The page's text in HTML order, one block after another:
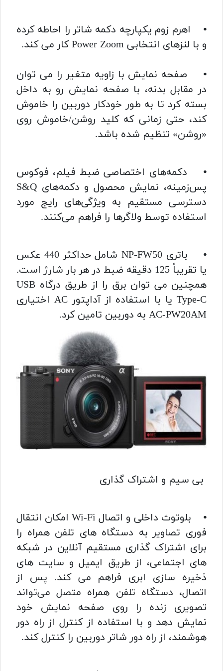
⦁ اهرم زوم یکپارچه دکمه شاتر را احاطه کرده
و با لنزهای انتخابی Power Zoom کار می کند.
⦁ صفحه نمایش با زاویه متغیر را می توان
در مقابل بدنه، با صفحه نمایش رو به داخل
بسته کرد تا به طور خودکار دوربین را خاموش
کند، حتی زمانی که کلید روشن/خاموش روی
«روشن» تنظیم شده باشد.
⦁ دکمه‌های اختصاصی ضبط فیلم، فوکوس
پس‌زمینه، نمایش محصول و دکمه‌های S&Q
دسترسی مستقیم به ویژگی‌های رایج مورد
استفاده توسط ولاگرها را فراهم می‌کنند.
⦁ باتری NP-FW50 شامل حداکثر 440 عکس
یا تقریباً 125 دقیقه ضبط در هر بار شارژ است.
همچنین می توان برق را از طریق درگاه USB
Type-C یا با استفاده از آداپتور AC اختیاری
AC-PW20AM به دوربین تامین کرد.
بی سیم و اشتراک گذاری
⦁ بلوتوث داخلی و اتصال Wi-Fi امکان انتقال
فوری تصاویر به دستگاه های تلفن همراه را
برای اشتراک گذاری مستقیم آنلاین در شبکه
های اجتماعی، از طریق ایمیل و سایت های
ذخیره سازی ابری فراهم می کند. پس از
اتصال، دستگاه تلفن همراه متصل می‌تواند
تصویری زنده را روی صفحه نمایش خود
نمایش دهد و با استفاده از کنترل از راه دور
هوشمند، از راه دور شاتر دوربین را کنترل کند.